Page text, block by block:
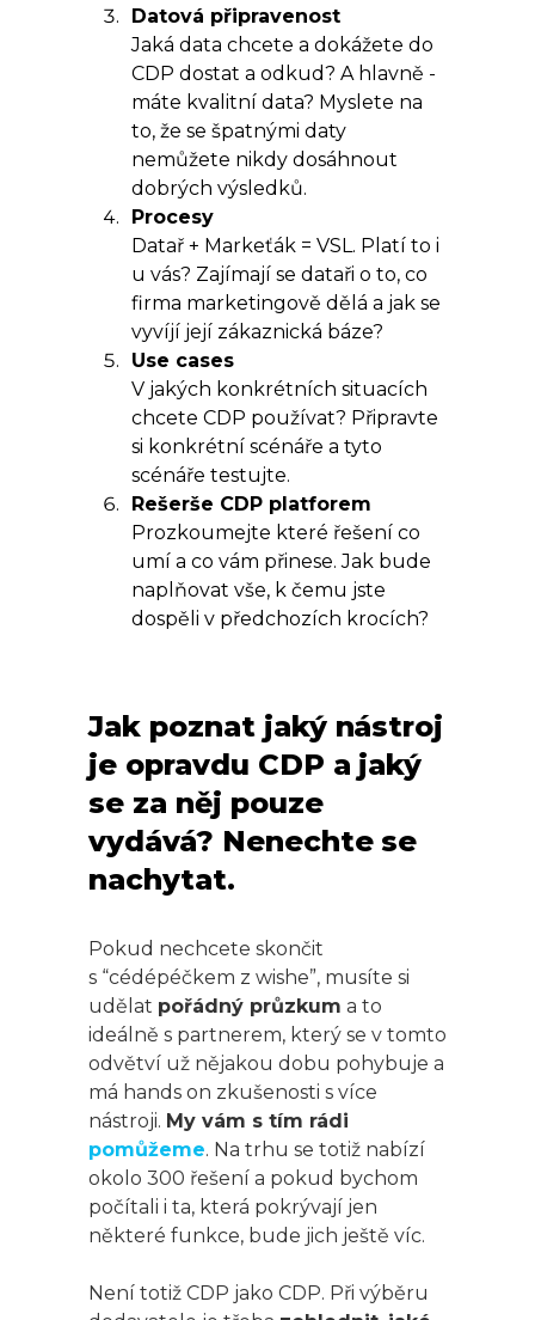
Datová připravenost
Jaká data chcete a dokážete do
CDP dostat a odkud? A hlavně -
máte kvalitní data? Myslete na
to, že se špatnými daty
nemůžete nikdy dosáhnout
dobrých výsledků.
Procesy
Datař + Markeťák = VSL. Platí to i
u vás? Zajímají se dataři o to, co
firma marketingově dělá a jak se
vyvíjí její zákaznická báze?
Use cases
V jakých konkrétních situacích
chcete CDP používat? Připravte
si konkrétní scénáře a tyto
scénáře testujte.
Rešerše CDP platforem
Prozkoumejte které řešení co
umí a co vám přinese. Jak bude
naplňovat vše, k čemu jste
dospěli v předchozích krocích?
Jak poznat jaký nástroj
je opravdu CDP a jaký
se za něj pouze
vydává? Nenechte se
nachytat.
Pokud nechcete skončit
s “cédépéčkem z wishe”, musíte si
udělat pořádný průzkum a to
ideálně s partnerem, který se v tomto
odvětví už nějakou dobu pohybuje a
má hands on zkušenosti s více
nástroji. My vám s tím rádi
pomůžeme. Na trhu se totiž nabízí
okolo 300 řešení a pokud bychom
počítali i ta, která pokrývají jen
některé funkce, bude jich ještě víc.
Není totiž CDP jako CDP. Při výběru